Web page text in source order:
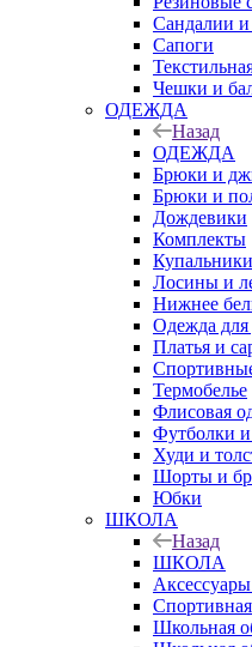
Сандалии
Сапоги
Чешки и
ОДЕЖДА
Назад
ОДЕЖДА
Брюки и
Брюки и
Дождевики
Комплекты
Купальники
Лосины и
Нижнее
Одежда для
Платья и
Термобелье
Флисовая
Футболки
Худи и
Шорты и
Юбки
ШКОЛА
Назад
ШКОЛА
Школьная